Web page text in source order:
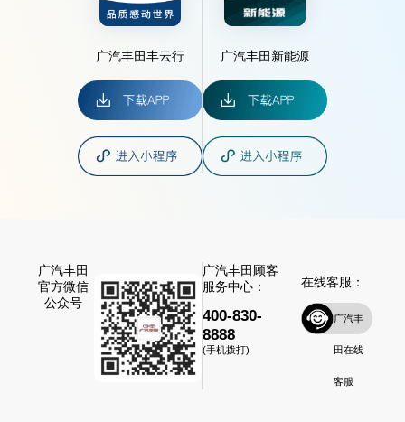
广汽丰田丰云行 广汽丰田新能源
广汽丰田
官方微信
公众号
广汽丰田顾客
服务中心：
400-830-
8888
(手机拨打)
在线客服：
广汽丰
田在线
客服